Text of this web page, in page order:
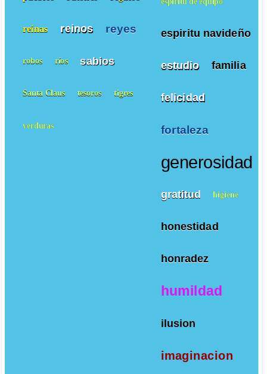
espiritu navideño
estudio familia
felicidad
fortaleza
generosidad
gratitud higiene
honestidad
honradez
humildad
ilusion
imaginacion
reinas reinos reyes
robos ríos sabios
Santa Claus tesoros tigres
verduras